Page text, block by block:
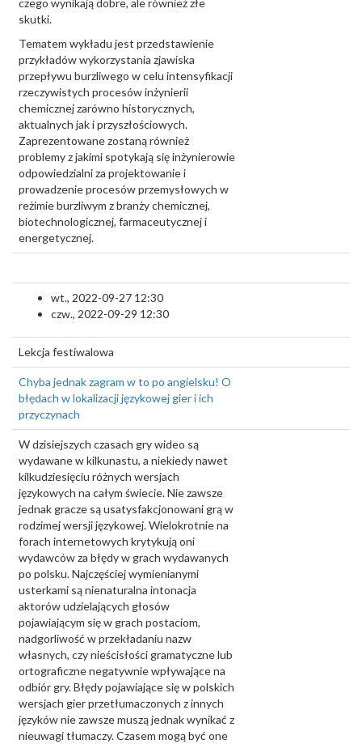
czego wynikają dobre, ale również złe
skutki.
Tematem wykładu jest przedstawienie
przykładów wykorzystania zjawiska
przepływu burzliwego w celu intensyfikacji
rzeczywistych procesów inżynierii
chemicznej zarówno historycznych,
aktualnych jak i przyszłościowych.
Zaprezentowane zostaną również
problemy z jakimi spotykają się inżynierowie
odpowiedzialni za projektowanie i
prowadzenie procesów przemysłowych w
reżimie burzliwym z branży chemicznej,
biotechnologicznej, farmaceutycznej i
energetycznej.
wt., 2022-09-27 12:30
czw., 2022-09-29 12:30
Lekcja festiwalowa
Chyba jednak zagram w to po angielsku! O
błędach w lokalizacji językowej gier i ich
przyczynach
W dzisiejszych czasach gry wideo są
wydawane w kilkunastu, a niekiedy nawet
kilkudziesięciu różnych wersjach
językowych na całym świecie. Nie zawsze
jednak gracze są usatysfakcjonowani grą w
rodzimej wersji językowej. Wielokrotnie na
forach internetowych krytykują oni
wydawców za błędy w grach wydawanych
po polsku. Najczęściej wymienianymi
usterkami są nienaturalna intonacja
aktorów udzielających głosów
pojawiającym się w grach postaciom,
nadgorliwość w przekładaniu nazw
własnych, czy nieścisłości gramatyczne lub
ortograficzne negatywnie wpływające na
odbiór gry. Błędy pojawiające się w polskich
wersjach gier przetłumaczonych z innych
języków nie zawsze muszą jednak wynikać z
nieuwagi tłumaczy. Czasem mogą być one